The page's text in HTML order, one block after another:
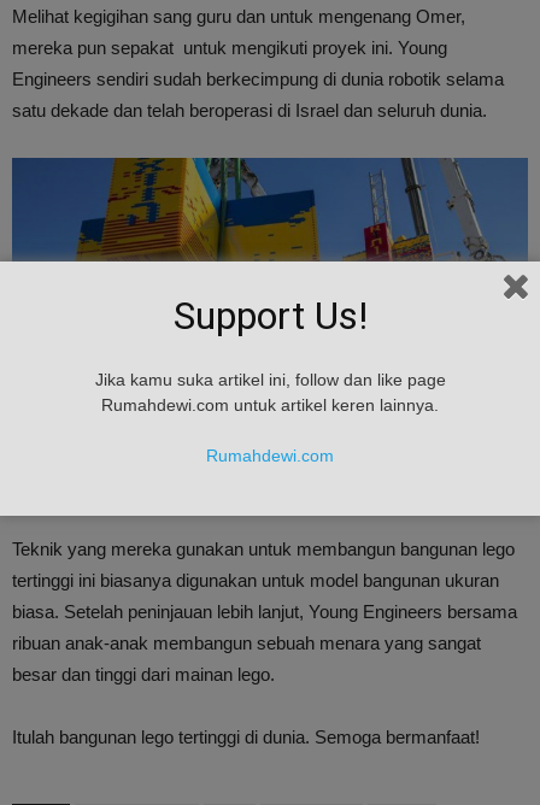
Melihat kegigihan sang guru dan untuk mengenang Omer,
mereka pun sepakat untuk mengikuti proyek ini. Young
Engineers sendiri sudah berkecimpung di dunia robotik selama
satu dekade dan telah beroperasi di Israel dan seluruh dunia.
Teknik yang mereka gunakan untuk membangun bangunan lego
tertinggi ini biasanya digunakan untuk model bangunan ukuran
biasa. Setelah peninjauan lebih lanjut, Young Engineers bersama
ribuan anak-anak membangun sebuah menara yang sangat
besar dan tinggi dari mainan lego.
Itulah bangunan lego tertinggi di dunia. Semoga bermanfaat!
Support Us!
Jika kamu suka artikel ini, follow dan like page
Rumahdewi.com untuk artikel keren lainnya.
Rumahdewi.com